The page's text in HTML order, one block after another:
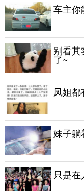
车主你
别看
了~
凤姐都
妹子躺
只是在